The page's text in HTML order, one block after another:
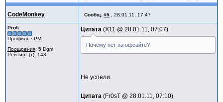
CodeMonkey Сообщ. #5 28.01.11, 17:47
Profi
Профиль · PM
Поощрения: 5 Dgm
Рейтинг (т): 143
Цитата X11 @ 28.01.11, 07:07
Почему нет на офсайте?
Не успели.
Цитата Fr0sT @ 28.01.11, 07:10